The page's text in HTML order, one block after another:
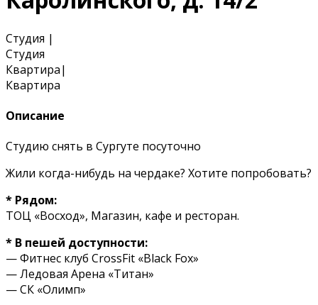
Студия |
Студия
Квартира|
Квартира
Описание
Студию снять в Сургуте посуточно
Жили когда-нибудь на чердаке? Хотите попробовать?
* Рядом:
ТОЦ «Восход», Магазин, кафе и ресторан.
* В пешей доступности:
— Фитнес клуб CrossFit «Black Fox»
— Ледовая Арена «Титан»
— СК «Олимп»